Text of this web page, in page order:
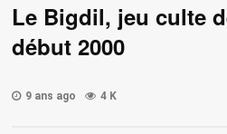
Le Bigdil, jeu culte
début 2000
9 ans ago 4 K